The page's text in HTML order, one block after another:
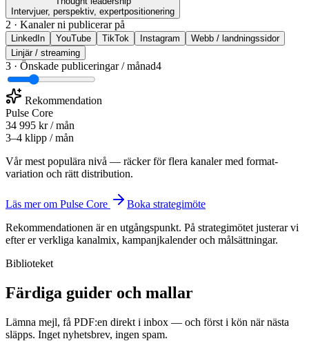
Intervjuer, perspektiv, expert­positionering
2 · Kanaler ni publicerar på
LinkedIn YouTube TikTok Instagram
Webb / landningssidor
Linjär / streaming
3 · Önskade publiceringar / månad4
Rekommendation
Pulse Core
34 995 kr / mån
3–4 klipp / mån
Vår mest populära nivå — räcker för flera kanaler med format­
variation och rätt distribution.
Läs mer om Pulse Core
Boka strategimöte
Rekommendationen är en utgångspunkt. På strategimötet justerar vi
efter er verkliga kanalmix, kampanjkalender och målsättningar.
Biblioteket
Färdiga guider och mallar
Lämna mejl, få PDF:en direkt i inbox — och först i kön när nästa
släpps. Inget nyhetsbrev, ingen spam.